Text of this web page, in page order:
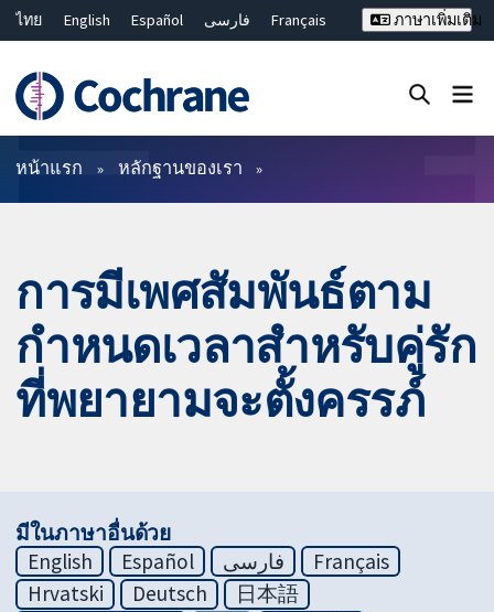
ไทย English Español فارسی
Français
Bahasa Malaysia
繁體中文 简体中文
ภาษาเพิ่มเติม
ตัวกรอง
หน้าแรก หลักฐานของเรา
การมีเพศสัมพันธ์ตาม
กำหนดเวลาสำหรับคู่รัก
ที่พยายามจะตั้งครรภ์
มีในภาษาอื่นด้วย
English
Español فارسی
Français
Hrvatski
Deutsch
日本語